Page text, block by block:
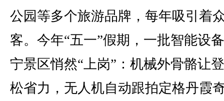
公园等多个旅游品牌，每年吸引着
客。今年“五一”假期，一批智能设
宁景区悄然“上岗”：机械外骨骼让
松省力，无人机自动跟拍定格丹霞